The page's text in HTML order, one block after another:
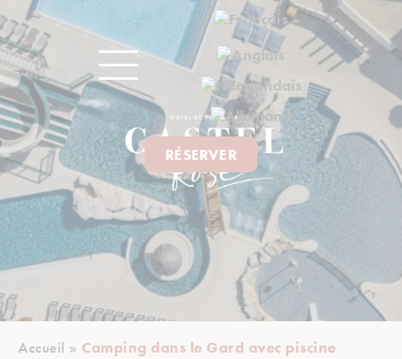
RÉSERVER
Accueil » Camping dans le Gard avec piscine